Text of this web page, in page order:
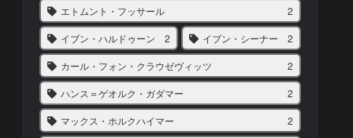
エトムント・フッサール 2
イブン・ハルドゥーン 2 イブン・シーナー 2
カール・フォン・クラウゼヴィッツ 2
ハンス＝ゲオルク・ガダマー 2
マックス・ホルクハイマー 2